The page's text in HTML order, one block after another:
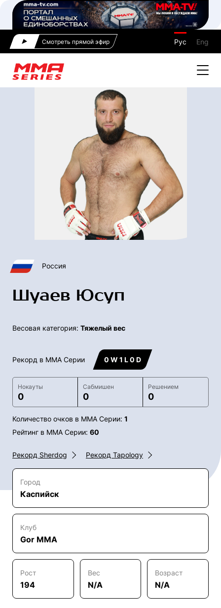
Смотреть прямой эфир Рус Eng
Россия
Шуаев Юсуп
Весовая категория: Тяжелый вес
Рекорд в ММА Серии 0 W 1 L 0 D
Нокауты
0
Сабмишен
0
Решением
0
Количество очков в ММА Серии: 1
Рейтинг в ММА Серии: 60
Рекорд Sherdog Рекорд Tapology
Город
Каспийск
Клуб
Gor MMA
Рост
194
Вес
N/A
Возраст
N/A